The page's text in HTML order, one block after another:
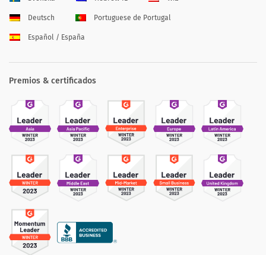
Deutsch Portuguese de Portugal
Español / España
Premios & certificados